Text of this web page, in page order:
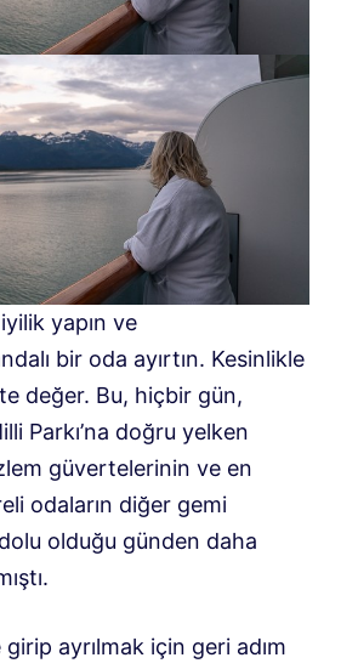
yapın ve
bir oda ayırtın. Kesinlikle
değer. Bu, hiçbir gün,
Parkı’na doğru yelken
güvertelerinin ve en
odaların diğer gemi
olduğu günden daha
ayrılmak için geri adım